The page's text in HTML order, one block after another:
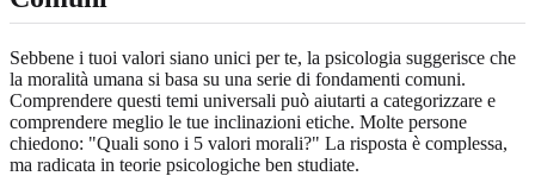
Sebbene i tuoi valori siano unici per te, la psicologia suggerisce che
la moralità umana si basa su una serie di fondamenti comuni.
Comprendere questi temi universali può aiutarti a categorizzare e
comprendere meglio le tue inclinazioni etiche. Molte persone
chiedono: "Quali sono i 5 valori morali?" La risposta è complessa,
ma radicata in teorie psicologiche ben studiate.